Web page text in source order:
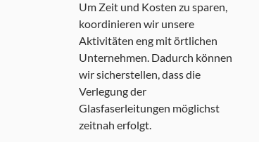
Um Zeit und Kosten zu sparen,
koordinieren wir unsere
Aktivitäten eng mit örtlichen
Unternehmen. Dadurch können
wir sicherstellen, dass die
Verlegung der
Glasfaserleitungen möglichst
zeitnah erfolgt.